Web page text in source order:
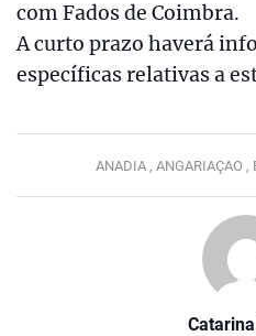
com Fados de Coimbra.
A curto prazo haverá
específicas relativas a
ANADIA , ANGARIAÇAO ,